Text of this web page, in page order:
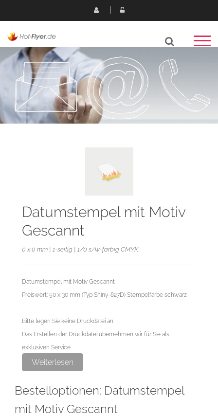
Datumstempel mit Motiv
Gescannt
0 x 0 mm | 1-seitig | 1/0 s/w-farbig CMYK
Datumstempel mit Motiv Gescannt
Preiswert: 50 x 30 mm (Typ Shiny-827D) Stempelfarbe schwarz
Bitte legen Sie keine Druckdatei an.
Das Erstellen der Druckdatei übernehmen wir für Sie als
exklusiven Service.
Weiterlesen
Bestelloptionen: Datumstempel
mit Motiv Gescannt